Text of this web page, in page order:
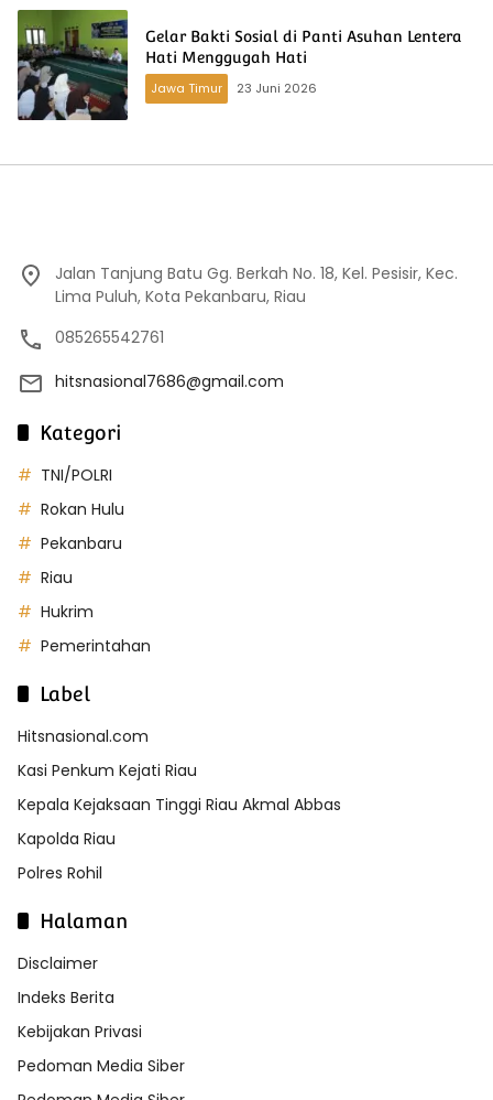
Gelar Bakti Sosial di Panti Asuhan Lentera
Hati Menggugah Hati
Jawa Timur
23 Juni 2026
Jalan Tanjung Batu Gg. Berkah No. 18, Kel. Pesisir, Kec.
Lima Puluh, Kota Pekanbaru, Riau
085265542761
hitsnasional7686@gmail.com
Kategori
TNI/POLRI
Rokan Hulu
Pekanbaru
Riau
Hukrim
Pemerintahan
Label
Hitsnasional.com
Kasi Penkum Kejati Riau
Kepala Kejaksaan Tinggi Riau Akmal Abbas
Kapolda Riau
Polres Rohil
Halaman
Disclaimer
Indeks Berita
Kebijakan Privasi
Pedoman Media Siber